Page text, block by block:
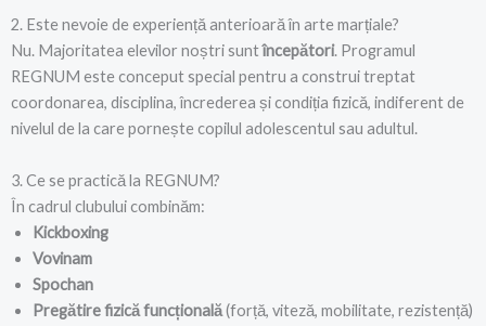
2. Este nevoie de experiență anterioară în arte marțiale?
Nu. Majoritatea elevilor noștri suntîncepători. Programul
REGNUM este conceput special pentru a construi treptat
coordonarea, disciplina, încrederea și condiția fizică, indiferent de
nivelul de la care pornește copilul adolescentul sau adultul.
3. Ce se practică la REGNUM?
În cadrul clubului combinăm:
Kickboxing
Vovinam
Spochan
Pregătire fizică funcțională(forță, viteză, mobilitate, rezistență)